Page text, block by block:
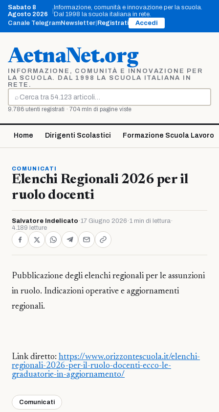
Vai
contenuto
Sabato 8
Agosto 2026
Informazione, comunità e innovazione per la scuola.
Dal 1998 la scuola italiana in rete.
Canale TelegramNewsletter Registrati Accedi
AetnaNet.org
INFORMAZIONE, COMUNITÀ E INNOVAZIONE PER
LA SCUOLA. DAL 1998 LA SCUOLA ITALIANA IN
RETE.
⌕
Cerca
9.786 utenti registrati · 704 mln di pagine viste
Home Dirigenti Scolastici Formazione Scuola Lavoro
COMUNICATI
Elenchi Regionali 2026 per il
ruolo docenti
Salvatore Indelicato ·17 Giugno 2026 ·1 min di lettura·
4.189 letture
Pubblicazione degli elenchi regionali per le assunzioni
in ruolo. Indicazioni operative e aggiornamenti
regionali.
Link diretto: https://www.orizzontescuola.it/elenchi-
regionali-2026-per-il-ruolo-docenti-ecco-le-
graduatorie-in-aggiornamento/
Comunicati